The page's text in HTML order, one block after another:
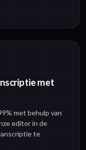
met
met behulp van
editor in de
te